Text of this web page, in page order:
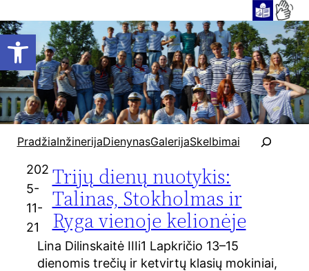
Open toolbar
PradžiaInžinerijaDienynasGalerijaSkelbimai
a
š
k
a
202
5-
11-
21
Trijų dienų nuotykis:
Talinas, Stokholmas ir
Ryga vienoje kelionėje
Lina Dilinskaitė IIIi1 Lapkričio 13–15
dienomis trečių ir ketvirtų klasių mokiniai,